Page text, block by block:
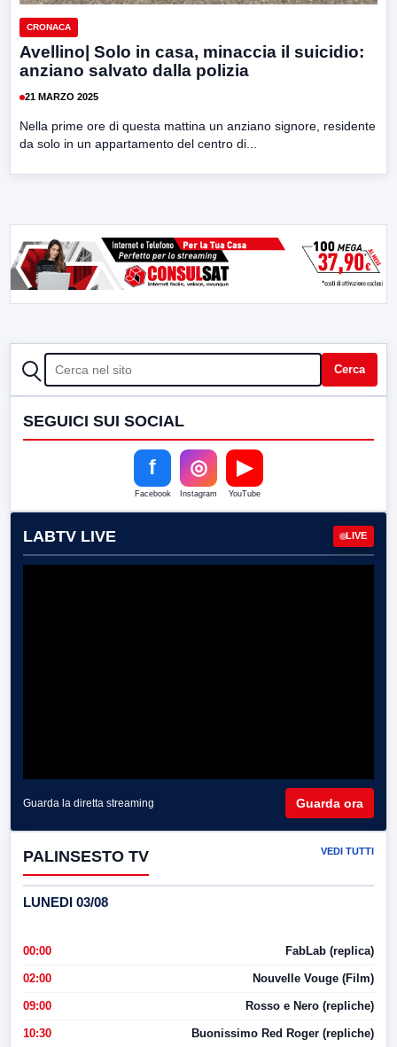
CRONACA
Avellino| Solo in casa, minaccia il suicidio:
anziano salvato dalla polizia
21 MARZO 2025
Nella prime ore di questa mattina un anziano signore, residente
da solo in un appartamento del centro di...
CERCA Cerca
SEGUICI SUI SOCIAL
f
Facebook
◎
Instagram
▶
YouTube
LABTV LIVE LIVE
Guarda la diretta streaming Guarda ora
PALINSESTO TV VEDI TUTTI
LUNEDI 03/08
00:00 FabLab (replica)
02:00 Nouvelle Vouge (Film)
09:00 Rosso e Nero (repliche)
10:30 Buonissimo Red Roger (repliche)